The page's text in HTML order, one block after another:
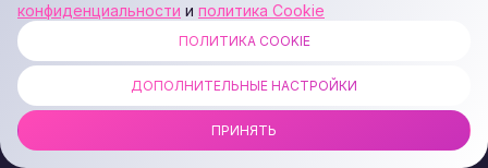
Договор публичной оферты
О нас
Дата Центр (ЦОД)
Политика
конфиденциальности
Политика Cookie
Report Abuse
Политика по борьбе со
злоупотреблениями
Права и обязанности
владельца домена
конфиденциальности и политика Cookie
ПОЛИТИКА COOKIE
ДОПОЛНИТЕЛЬНЫЕ НАСТРОЙКИ
ПРИНЯТЬ